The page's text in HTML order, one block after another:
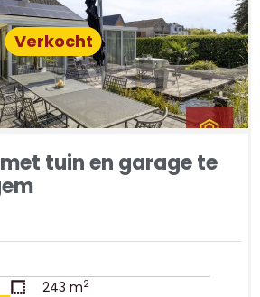
Verkocht
tuin en garage te
243 m2